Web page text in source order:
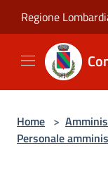
Regione
Home >
Personale